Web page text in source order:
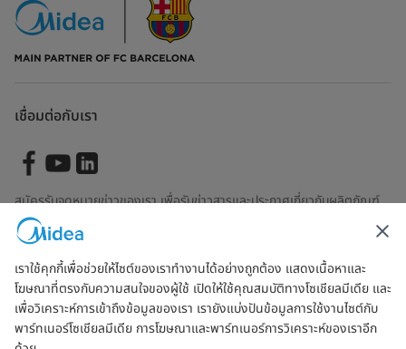
เชื่อมต่อกับเรา
สมัครรับจดหมายข่าวของเรา เพื่อรับข่าวสารและประกาศเกี่ยวกับผลิตภัณฑ์
ล่าสุด
ตรวจสอบเพื่อดูว่าเราจัดการข้อมูลของคุณอย่างไรข้อตกลงการใช้งาน
เราใช้คุกกี้เพื่อช่วยให้ไซต์ของเราทำงานได้อย่างถูกต้อง แสดงเนื้อหาและ
โฆษณาที่ตรงกับความสนใจของผู้ใช้ เปิดให้ใช้คุณสมบัติทางโซเชียลมีเดีย และ
เพื่อวิเคราะห์การเข้าถึงข้อมูลของเรา เรายังแบ่งปันข้อมูลการใช้งานไซต์กับ
พาร์ทเนอร์โซเชียลมีเดีย การโฆษณาและพาร์ทเนอร์การวิเคราะห์ของเราอีก